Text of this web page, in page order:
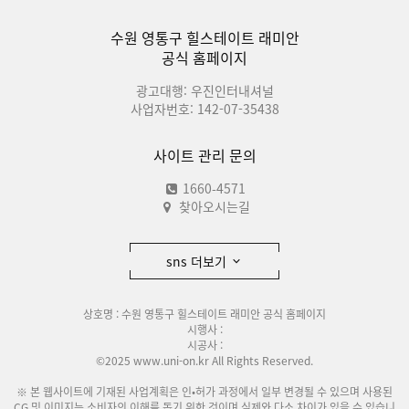
수원 영통구 힐스테이트 래미안
공식 홈페이지
광고대행: 우진인터내셔널
사업자번호: 142-07-35438
사이트 관리 문의
1660-4571
찾아오시는길
sns 더보기
상호명 : 수원 영통구 힐스테이트 래미안 공식 홈페이지
시행사 :
시공사 :
©2025 www.uni-on.kr All Rights Reserved.
※ 본 웹사이트에 기재된 사업계획은 인•허가 과정에서 일부 변경될 수 있으며 사용된